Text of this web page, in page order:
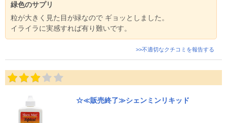
緑色のサプリ
粒が大きく見た目が緑なので ギョッとしました。
イライラに実感すれば有り難いです。
>>不適切なクチコミを報告する
☆≪販売終了≫シェンミンリキッド